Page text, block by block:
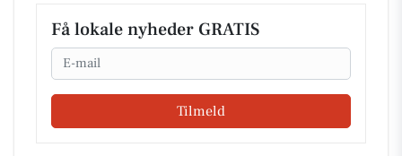
Få lokale nyheder GRATIS
Email
Tilmeld